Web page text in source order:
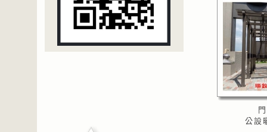
公設